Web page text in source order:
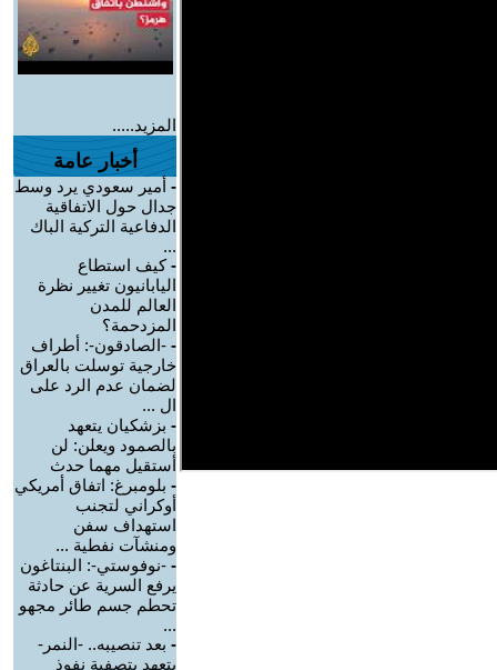
المزيد.....
أخبار عامة
- أمير سعودي يرد وسط
جدال حول الاتفاقية
الدفاعية التركية الباك
...
-كيف استطاع
اليابانيون تغيير نظرة
العالم للمدن
المزدحمة؟
- -الصادقون-: أطراف
خارجية توسلت بالعراق
لضمان عدم الرد على
ال ...
- بزشكيان يتعهد
بالصمود ويعلن: لن
أستقيل مهما حدث
- بلومبرغ: اتفاق أمريكي
أوكراني لتجنب
استهداف سفن
ومنشآت نفطية ...
- -نوفوستي-: البنتاغون
يرفع السرية عن حادثة
تحطم جسم طائر مجهو
...
- بعد تنصيبه.. -النمر-
يتعهد بتصفية نفوذ